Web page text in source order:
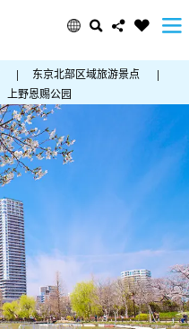
| 东京北部区域旅游景点
|
上野恩赐公园